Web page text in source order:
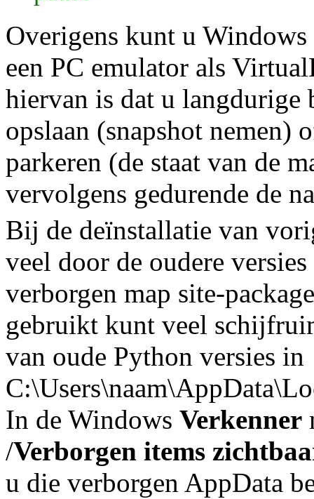
Overigens kunt u
een PC emulator als
hiervan is dat u langdurige
opslaan (snapshot
parkeren (de staat van de
vervolgens gedurende de
Bij de deïnstallatie van
veel door de oudere
verborgen map site-
gebruikt kunt veel
van oude Python versies in
In de Windows Verkenner
/Verborgen items
u die verborgen AppData